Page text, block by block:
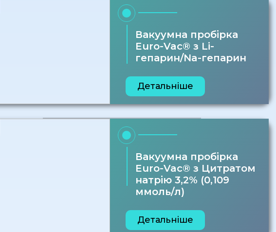
Вакуумна пробірка
Euro-Vac® з Li-
гепарин/Na-гепарин
Детальніше
Вакуумна пробірка
Euro-Vac® з Цитратом
натрію 3,2% (0,109
ммоль/л)
Детальніше